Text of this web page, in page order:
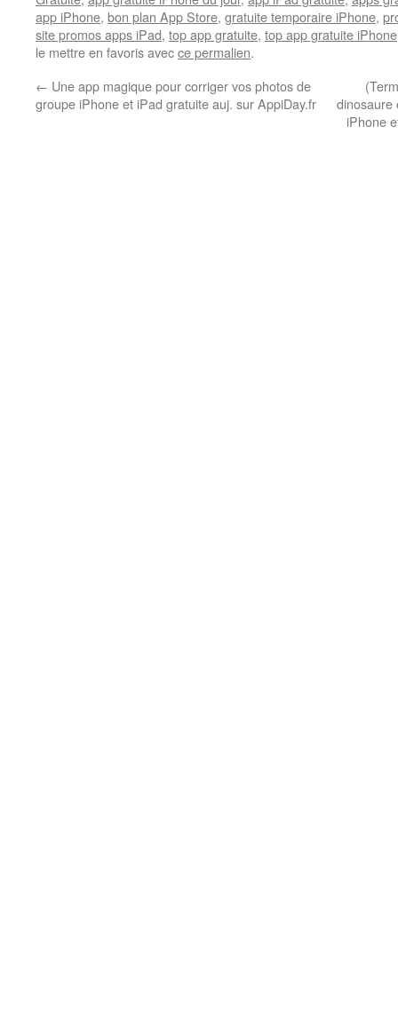
app iPhone, bon plan App Store, gratuite temporaire iPhone,
site promos apps iPad, top app gratuite, top app gratuite iPhone
le mettre en favoris avecce permalien.
← Une app magique pour corriger vos photos de
groupe iPhone et iPad gratuite auj. sur AppiDay.fr
dinosaure
iPhone